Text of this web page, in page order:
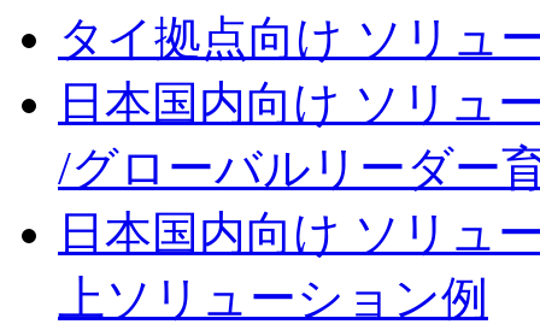
タイ拠点向け ソリュ
日本国内向け ソリュ
/グローバルリーダー
日本国内向け ソリュ
上ソリューション例